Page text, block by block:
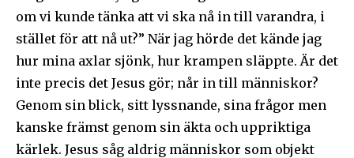
om vi kunde tänka att vi ska nå in till varandra, i
stället för att nå ut?” När jag hörde det kände jag
hur mina axlar sjönk, hur krampen släppte. Är det
inte precis det Jesus gör; når in till människor?
Genom sin blick, sitt lyssnande, sina frågor men
kanske främst genom sin äkta och uppriktiga
kärlek. Jesus såg aldrig människor som objekt